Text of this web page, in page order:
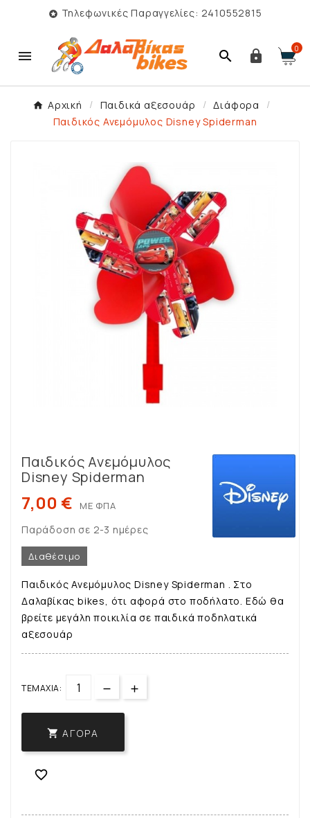
 Τηλεφωνικές Παραγγελίες: 2410552815
   0
Αρχική Παιδικά αξεσουάρ
Διάφορα
Παιδικός Ανεμόμυλος Disney Spiderman
Παιδικός Ανεμόμυλος
Disney Spiderman
7,00 € ΜΕ ΦΠΑ
Παράδοση σε 2-3 ημέρες
Διαθέσιμο
Παιδικός Ανεμόμυλος Disney Spiderman . Στο
Δαλαβίκας bikes, ότι αφορά στο ποδήλατο. Εδώ θα
βρείτε μεγάλη ποικιλία σε παιδικά ποδηλατικά
αξεσουάρ
ΤΕΜΆΧΙΑ:
 ΑΓΟΡΆ
